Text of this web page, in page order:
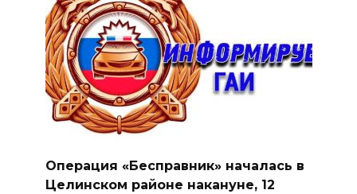
Операция «Бесправник» началась в
Целинском районе накануне, 12